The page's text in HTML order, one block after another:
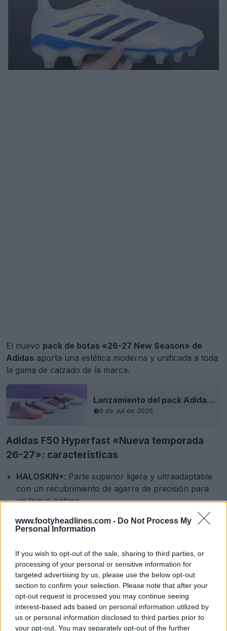
www.footyheadlines.com - Do Not Process My
Personal Information
If you wish to opt-out of the sale, sharing to third parties, or
processing of your personal or sensitive information for
targeted advertising by us, please use the below opt-out
section to confirm your selection. Please note that after your
opt-out request is processed you may continue seeing
interest-based ads based on personal information utilized by
us or personal information disclosed to third parties prior to
your opt-out. You may separately opt-out of the further
El nuevo pack de botas «26-27 New Season» de
Adidas aporta una estética moderna y unificada a toda
la gama de calzado de la marca.
Lanzamiento del pack Adidas 2026 «Chaos vs Control»: ya a la venta
8 de Jul de 2026
Adidas F50 Hyperfast «Nueva temporada
26-27»: características
HALOSKIN+: Parte superior ligera y ultraadaptable
con un recubrimiento de agarre de precisión para
un toque óptimo.
: malla de alto rendimiento diseñada
para reducir el peso y resaltar los elementos clave
HALOCAGE+ : Capa de TPU colocada con precisión
que responde a los cambios de dirección y los
cortes explosivos.
HALOBELT+: sistema de lengüeta adaptativo tipo
túnel con refuerzos de TPU para una sujeción firme
a alta velocidad.
F50 SPEEDSYSTEM+ : Placa LX superligera en toda